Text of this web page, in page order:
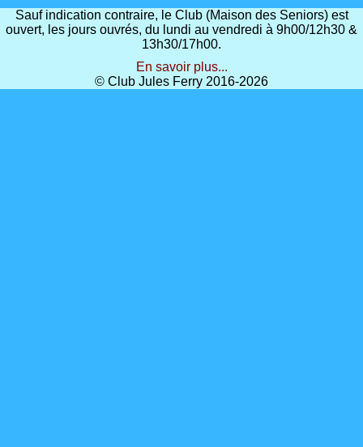
Sauf indication contraire, le Club (Maison des Seniors) est
ouvert, les jours ouvrés, du lundi au vendredi à 9h00/12h30 &
13h30/17h00.
En savoir plus...
© Club Jules Ferry 2016-2026